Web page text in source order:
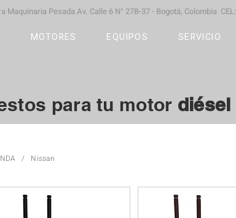
Maquinaria Pesada Av. Calle 6 N° 27B-37 - Bogotá, Colombia CEL:
MOTORES EQUIPOS SERVICIO
para tu motor diésel
/ Nissan